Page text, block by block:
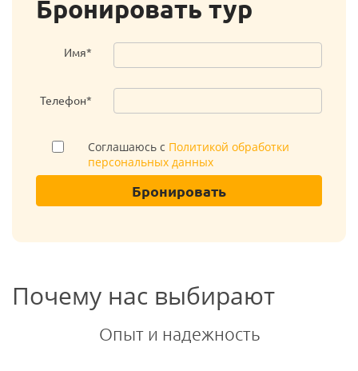
Бронировать тур
Имя*
Телефон*
Соглашаюсь с Политикой обработки
персональных данных
Бронировать
Почему нас выбирают
Опыт и надежность